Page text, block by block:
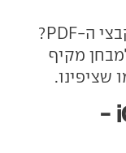
אבל איך היא מחוץ לפרוספקט ולקבצי ה-PDF?
מקיף
שציפינו.